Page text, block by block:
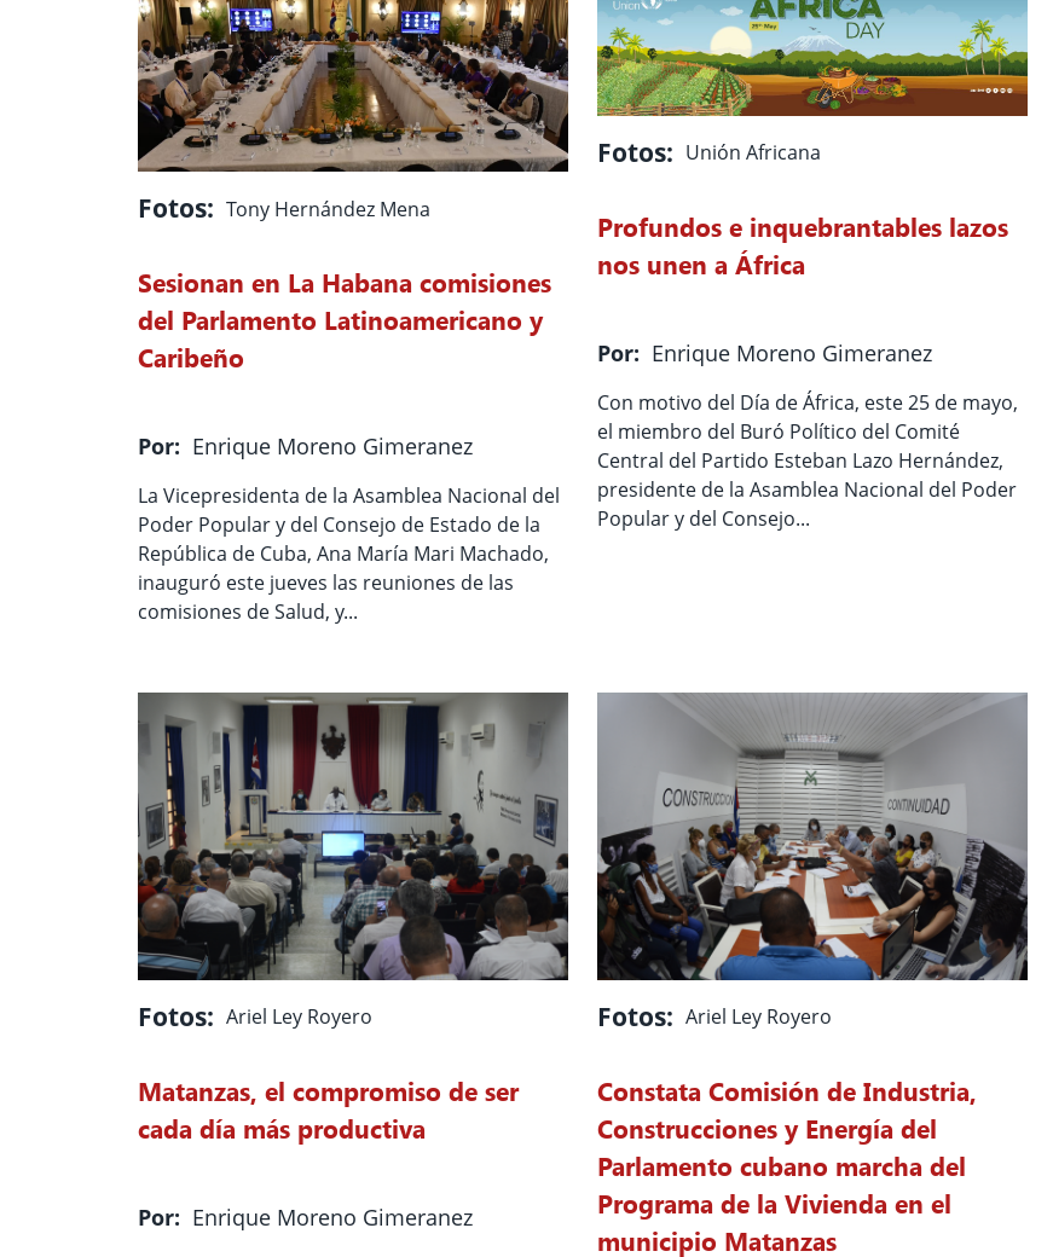
Fotos: Tony Hernández Mena
Sesionan en La Habana comisiones
del Parlamento Latinoamericano y
Caribeño
Por: Enrique Moreno Gimeranez
La Vicepresidenta de la Asamblea Nacional del
Poder Popular y del Consejo de Estado de la
República de Cuba, Ana María Mari Machado,
inauguró este jueves las reuniones de las
comisiones de Salud, y...
Fotos: Unión Africana
Profundos e inquebrantables lazos
nos unen a África
Por: Enrique Moreno Gimeranez
Con motivo del Día de África, este 25 de mayo,
el miembro del Buró Político del Comité
Central del Partido Esteban Lazo Hernández,
presidente de la Asamblea Nacional del Poder
Popular y del Consejo...
Fotos: Ariel Ley Royero
Matanzas, el compromiso de ser
cada día más productiva
Por: Enrique Moreno Gimeranez
Fotos: Ariel Ley Royero
Constata Comisión de Industria,
Construcciones y Energía del
Parlamento cubano marcha del
Programa de la Vivienda en el
municipio Matanzas